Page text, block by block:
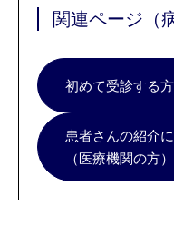
関連ページ（
初めて受診する
患者さんの紹介
（医療機関の方）